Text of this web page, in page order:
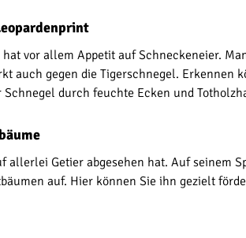
vor allem Appetit auf Schneckeneier.
auch gegen die Tigerschnegel.
durch feuchte Ecken und
allerlei Getier abgesehen hat. Auf
auf. Hier können Sie ihn gezielt